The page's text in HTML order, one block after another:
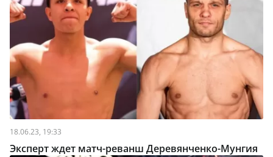
18.06.23, 19:33
Эксперт ждет матч-реванш Деревянченко-Мунгия